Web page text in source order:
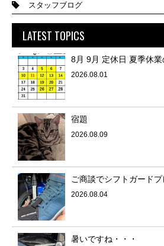
スタッフブログ
LATEST TOPICS
8月 9月 定休日 夏季休
2026.08.01
宿題
2026.08.09
ご商談でシフトガードプ
2026.08.04
暑いですね・・・